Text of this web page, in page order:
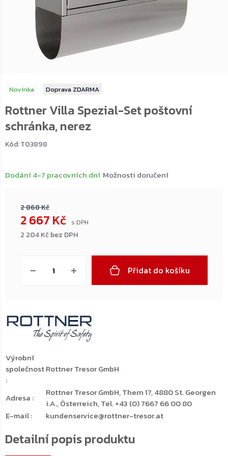
Novinka ZDARMA
Rottner Villa Spezial-Set poštovní
schránka, nerez
Kód:T03898
2 868 Kč
2 667 Kč
2 204 Kč bez DPH
Dodání 4-7 pracovních dní Možnosti doručení
Přidat do košíku
Detailní popis produktu
Výrobní
společnost
:
Rottner Tresor GmbH
Adresa :
Rottner Tresor GmbH, Thern 17, 4880 St. Georgen
i.A., Österreich, Tel. +43 (0) 7667 66 00 80
E-mail: kundenservice@rottner-tresor.at